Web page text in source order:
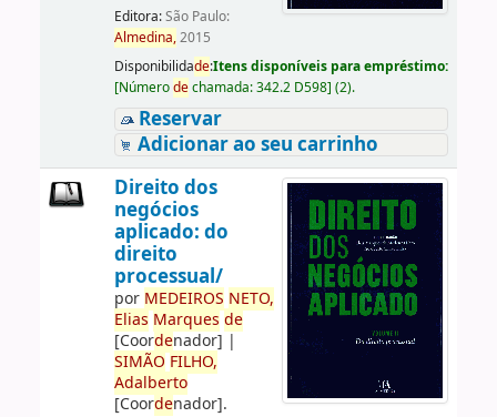
Editora:São Paulo:
Almedina,2015
Disponibilidade:Itens disponíveis para empréstimo:
[Númerodechamada:342.2 D598] (2).
Reservar
Adicionar ao seu carrinho
Direito dos
negócios
aplicado: do
direito
processual/
por MEDEIROS NETO,
Elias Marques de
[Coordenador] |
SIMÃO FILHO,
Adalberto
[Coordenador].